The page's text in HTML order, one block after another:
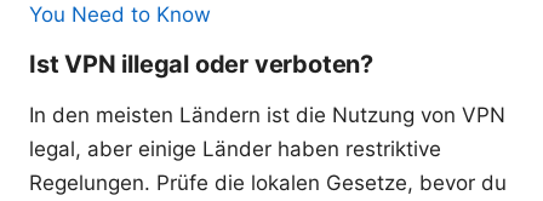
You Need to Know
Ist VPN illegal oder verboten?
In den meisten Ländern ist die Nutzung von VPN
legal, aber einige Länder haben restriktive
Regelungen. Prüfe die lokalen Gesetze, bevor du